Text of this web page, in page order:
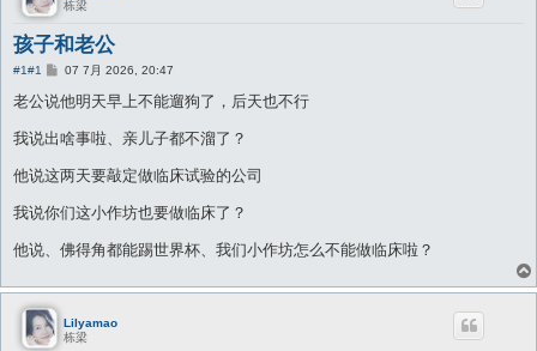
栋梁
孩子和老公
#1#1
帖
07 7月 2026, 20:47
老公说他明天早上不能遛狗了，后天也不行
我说出啥事啦、亲儿子都不溜了？
他说这两天要敲定做临床试验的公司
我说你们这小作坊也要做临床了？
他说、佛得角都能踢世界杯、我们小作坊怎么不能做临床啦？
Lilyamao
栋梁